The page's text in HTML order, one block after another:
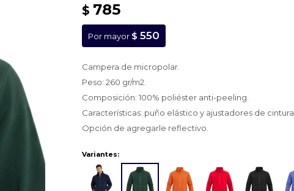
$ 785
Por mayor $ 550
Campera de micropolar.
Peso: 260 gr/m2.
Composición: 100% poliéster anti-peeling.
Características: puño elástico y ajustadores de cintura.
Opción de agregarle reflectivo.
Variantes: